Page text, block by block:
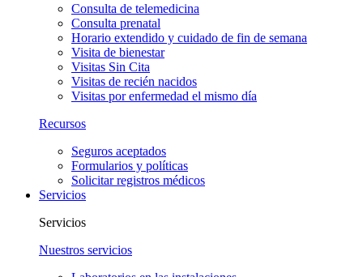
Consulta de telemedicina
Consulta prenatal
Horario extendido y cuidado de fin de semana
Visita de bienestar
Visitas Sin Cita
Visitas de recién nacidos
Visitas por enfermedad el mismo día
Recursos
Seguros aceptados
Formularios y políticas
Solicitar registros médicos
Servicios
Servicios
Nuestros servicios